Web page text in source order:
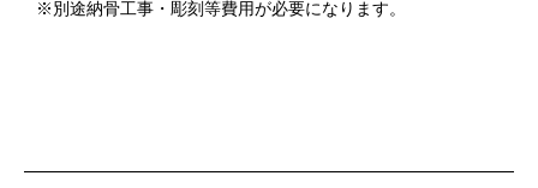
※別途納骨工事・彫刻等費用が必要になります。